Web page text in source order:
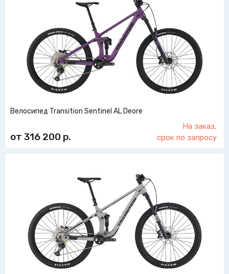
Велосипед Transition Sentinel AL Deore
от 316 200 р.
На заказ,
срок по запросу